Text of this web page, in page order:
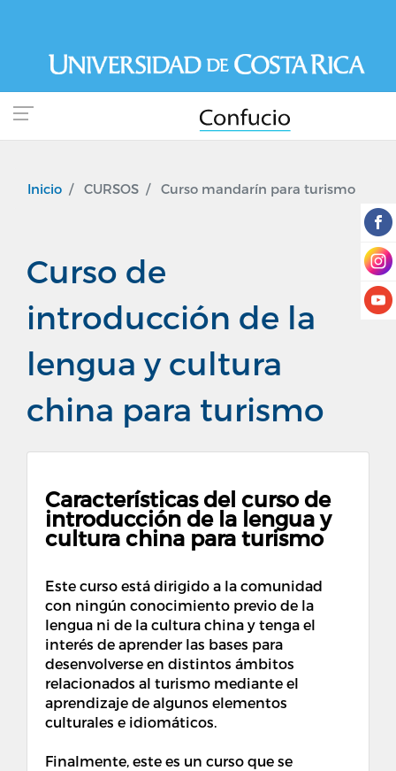
contenido
principal
Inicio CURSOS Curso mandarín para turismo
Curso de
introducción de la
lengua y cultura
china para turismo
Características del curso de
introducción de la lengua y
cultura china para turismo
Este curso está dirigido a la comunidad
con ningún conocimiento previo de la
lengua ni de la cultura china y tenga el
interés de aprender las bases para
desenvolverse en distintos ámbitos
relacionados al turismo mediante el
aprendizaje de algunos elementos
culturales e idiomáticos.
Finalmente, este es un curso que se